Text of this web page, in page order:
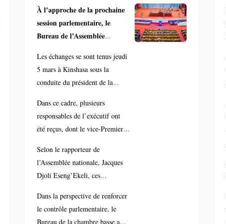
gouvernement sur
l’exécution du budget
parlementaire
À l’approche de la prochaine
session parlementaire, le
Bureau de l’Assemblée
démocratique du Congo a
engagé des consultations avec
plusieurs membres du
gouvernement afin d’évaluer
l’exécution du budget de
l’État et de préparer les
Les échanges se sont tenus jeudi
5 mars à Kinshasa sous la
conduite du président de la
Sangara, entouré des autres
membres du Bureau, notamment
le premier vice-président Isaac
Jean‑Claude Tshilumbayi
Musau, le deuxième vice-
président Christophe Mboso, le
Eseng’Ekeli et la questeure
Shimene Polipoli.
Dans ce cadre, plusieurs
responsables de l’exécutif ont
été reçus, dont le vice-Premier
Adolphe Muzito, ainsi que la
vice-ministre des Finances,
Grâce Yamba Kazadi. Les
discussions ont principalement
porté sur la situation des
finances publiques à l’issue du
Selon le rapporteur de
l’Assemblée nationale, Jacques
Djoli Eseng’Ekeli, ces
d’analyser la mobilisation des
recettes ainsi que le niveau
Dans la perspective de renforcer
le contrôle parlementaire, le
Bureau de la chambre basse a